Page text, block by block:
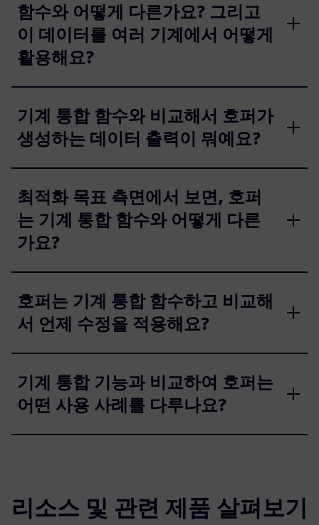
함수와 어떻게 다른가요? 그리고
이 데이터를 여러 기계에서 어떻게
활용해요?
기계 통합 함수와 비교해서 호퍼가
생성하는 데이터 출력이 뭐예요?
최적화 목표 측면에서 보면, 호퍼
는 기계 통합 함수와 어떻게 다른
가요?
호퍼는 기계 통합 함수하고 비교해
서 언제 수정을 적용해요?
기계 통합 기능과 비교하여 호퍼는
어떤 사용 사례를 다루나요?
리소스 및 관련 제품 살펴보기